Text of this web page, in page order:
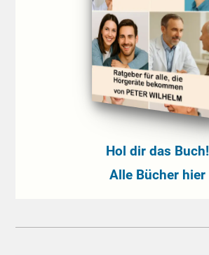
Hol dir das Buch!
Alle Bücher hier